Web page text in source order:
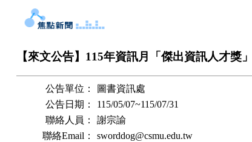
【來文公告】115年資訊月「傑出資訊人才獎
公告單位：
圖書資訊處
公告日期：
115/05/07~115/07/31
聯絡人員：
謝宗諭
聯絡Email：
sworddog@csmu.edu.tw